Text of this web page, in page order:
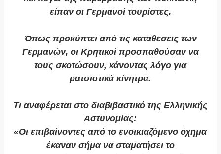
είπαν οι Γερμανοί τουρίστες.
Όπως προκύπτει από τις καταθεσεις των
Γερμανών, οι Κρητικοί προσπαθούσαν να
τους σκοτώσουν, κάνοντας λόγο για
ρατσιστικά κίνητρα.
Τι αναφέρεται στο διαβιβαστικό της Ελληνικής
Αστυνομίας:
«Οι επιβαίνοντες από το ενοικιαζόμενο όχημα
έκαναν σήμα να σταματήσει το